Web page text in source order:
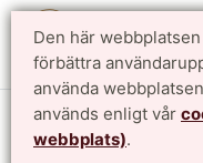
Den här
förbättra
använda
används enligt vår
webbplats).